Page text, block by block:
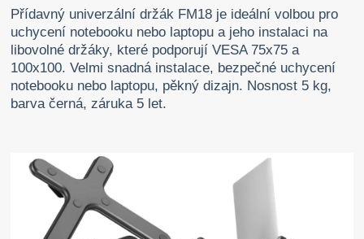
Přídavný univerzální držák FM18 je ideální volbou pro
uchycení notebooku nebo laptopu a jeho instalaci na
libovolné držáky, které podporují VESA 75x75 a
100x100. Velmi snadná instalace, bezpečné uchycení
notebooku nebo laptopu, pěkný dizajn. Nosnost 5 kg,
barva černá, záruka 5 let.